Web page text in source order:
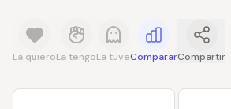
La quieroLa tengoLa tuveCompararCompartir